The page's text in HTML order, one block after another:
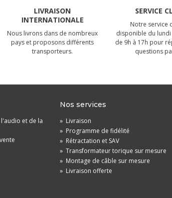
LIVRAISON
INTERNATIONALE
Nous livrons dans de nombreux
pays et proposons différents
transporteurs.
SERVICE
Notre service
disponible du
de 9h à 17h pour
questions
et de la
Nos services
» Livraison
» Programme de fidélité
» Rétractation et SAV
» Transformateur torique sur mesure
» Montage de câble sur mesure
» Livraison offerte